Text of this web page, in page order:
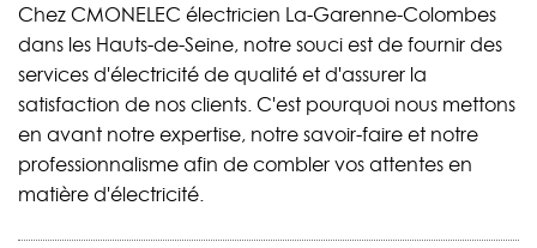
Chez CMONELEC électricien La-Garenne-Colombes
dans les Hauts-de-Seine, notre souci est de fournir des
services d'électricité de qualité et d'assurer la
satisfaction de nos clients. C'est pourquoi nous mettons
en avant notre expertise, notre savoir-faire et notre
professionnalisme afin de combler vos attentes en
matière d'électricité.